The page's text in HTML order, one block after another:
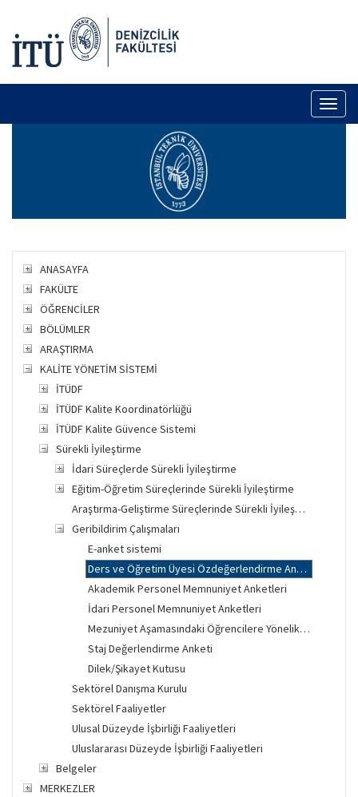
ANASAYFA
FAKÜLTE
ÖĞRENCİLER
BÖLÜMLER
ARAŞTIRMA
KALİTE YÖNETİM SİSTEMİ
İTÜDF
İTÜDF Kalite Koordinatörlüğü
İTÜDF Kalite Güvence Sistemi
Sürekli İyileştirme
İdari Süreçlerde Sürekli İyileştirme
Eğitim-Öğretim Süreçlerinde Sürekli İyileştirme
Araştırma-Geliştirme Süreçlerinde Sürekli İyileştirme
Geribildirim Çalışmaları
E-anket sistemi
Ders ve Öğretim Üyesi Özdeğerlendirme Anketleri
Akademik Personel Memnuniyet Anketleri
İdari Personel Memnuniyet Anketleri
Mezuniyet Aşamasındaki Öğrencilere Yönelik Öğrenim Sürecİ Değerlendirme Anketi
Staj Değerlendirme Anketi
Dilek/Şikayet Kutusu
Sektörel Danışma Kurulu
Sektörel Faaliyetler
Ulusal Düzeyde İşbirliği Faaliyetleri
Uluslararası Düzeyde İşbirliği Faaliyetleri
Belgeler
MERKEZLER